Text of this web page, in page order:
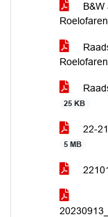
25 KB
22-
5 MB